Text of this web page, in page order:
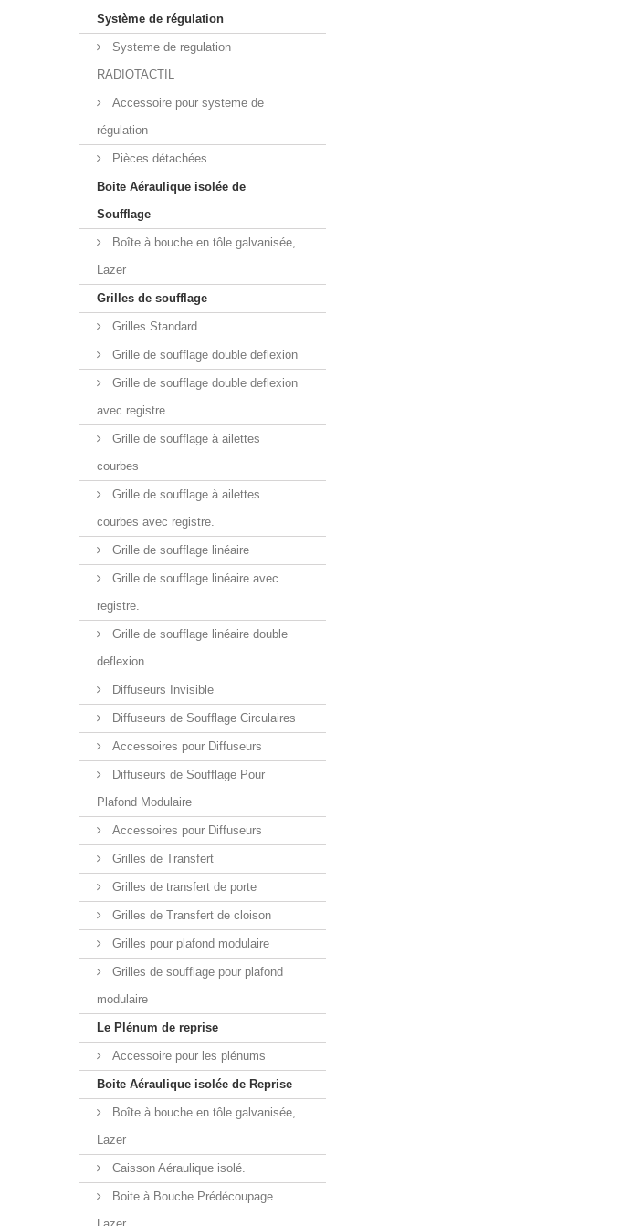
Système de régulation
Systeme de regulation
RADIOTACTIL
Accessoire pour systeme de
régulation
Pièces détachées
Boite Aéraulique isolée de
Soufflage
Boîte à bouche en tôle galvanisée,
Lazer
Grilles de soufflage
Grilles Standard
Grille de soufflage double deflexion
Grille de soufflage double deflexion
avec registre.
Grille de soufflage à ailettes
courbes
Grille de soufflage à ailettes
courbes avec registre.
Grille de soufflage linéaire
Grille de soufflage linéaire avec
registre.
Grille de soufflage linéaire double
deflexion
Diffuseurs Invisible
Diffuseurs de Soufflage Circulaires
Accessoires pour Diffuseurs
Diffuseurs de Soufflage Pour
Plafond Modulaire
Accessoires pour Diffuseurs
Grilles de Transfert
Grilles de transfert de porte
Grilles de Transfert de cloison
Grilles pour plafond modulaire
Grilles de soufflage pour plafond
modulaire
Le Plénum de reprise
Accessoire pour les plénums
Boite Aéraulique isolée de Reprise
Boîte à bouche en tôle galvanisée,
Lazer
Caisson Aéraulique isolé.
Boite à Bouche Prédécoupage